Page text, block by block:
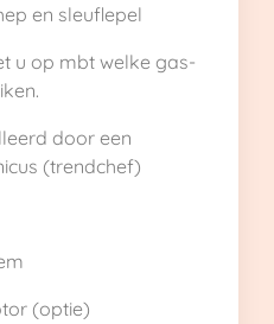
en sleuflepel
u op mbt welke gas-
door een
(trendchef)
(optie)